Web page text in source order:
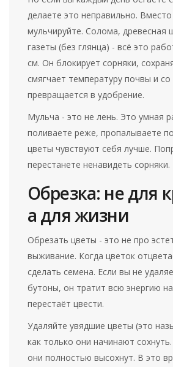
делаете это неправильно. Вместо
мульчируйте. Солома, древесная
газеты (без глянца) - всё это
см. Он блокирует сорняки,
смягчает температуру почвы и
превращается в удобрение.
Мульча - это не лень. Это умная
поливаете реже, пропалываете
цветы чувствуют себя лучше.
перестанете ненавидеть сорняки.
Обрезка: не для
а для жизни
Обрезать цветы - это не про
выживание. Когда цветок
сделать семена. Если вы не
бутоны, он тратит всю энергию
перестаёт цвести.
Удаляйте увядшие цветы (это
как только они начинают
они полностью высохнут. В это